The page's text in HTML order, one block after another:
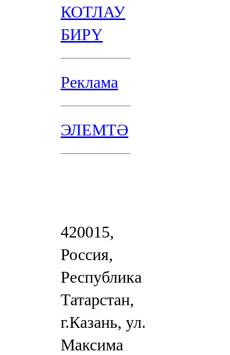
КОТЛАУ
БИРҮ
Реклама
ЭЛЕМТӘ
420015,
Россия,
Республика
Татарстан,
г.Казань, ул.
Максима